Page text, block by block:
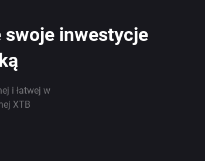
inwestycje
i łatwej w
XTB